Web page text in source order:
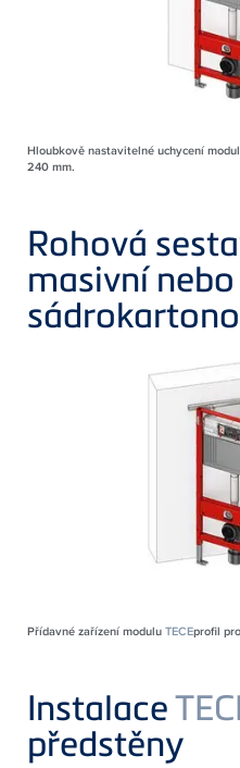
Hloubkově nastavitelné uchycení
240 mm.
Rohová
masivní nebo
Přídavné zařízení moduluTECEprofil
Instalace
předstěny